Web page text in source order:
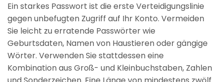
Ein starkes Passwort ist die erste Verteidigungslinie
gegen unbefugten Zugriff auf Ihr Konto. Vermeiden
Sie leicht zu erratende Passwörter wie
Geburtsdaten, Namen von Haustieren oder gängige
Wörter. Verwenden Sie stattdessen eine
Kombination aus Groß- und Kleinbuchstaben, Zahlen